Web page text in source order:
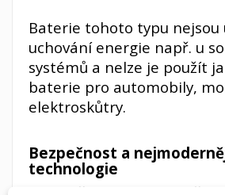
Baterie tohoto typu nejsou
uchování energie např. u
systémů a nelze je použít
baterie pro automobily,
elektroskůtry.
Bezpečnost a
technologie